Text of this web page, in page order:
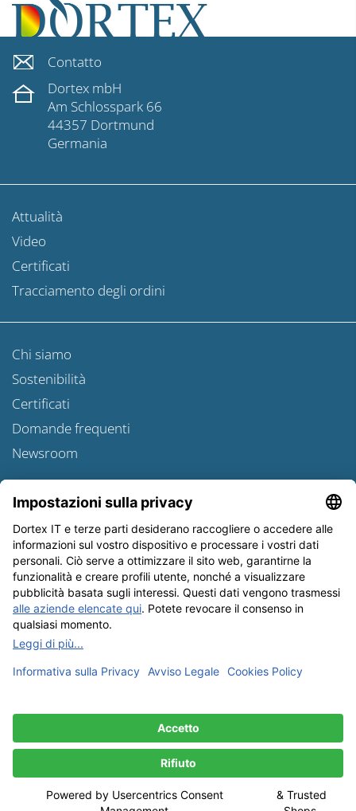
Contatto
Dortex mbH
Am Schlosspark 66
44357 Dortmund
Germania
Attualità
Video
Certificati
Tracciamento degli ordini
Chi siamo
Sostenibilità
Certificati
Domande frequenti
Newsroom
Informativa sulle spedizioni
Newsletter
Tutela dei dati
Condizioni Generali
Editoriale
I nostri metodi di pagamento: